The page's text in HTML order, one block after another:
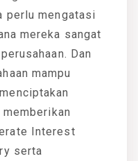
perlu mengatasi
mereka sangat
Dan
mampu
Interest
serta